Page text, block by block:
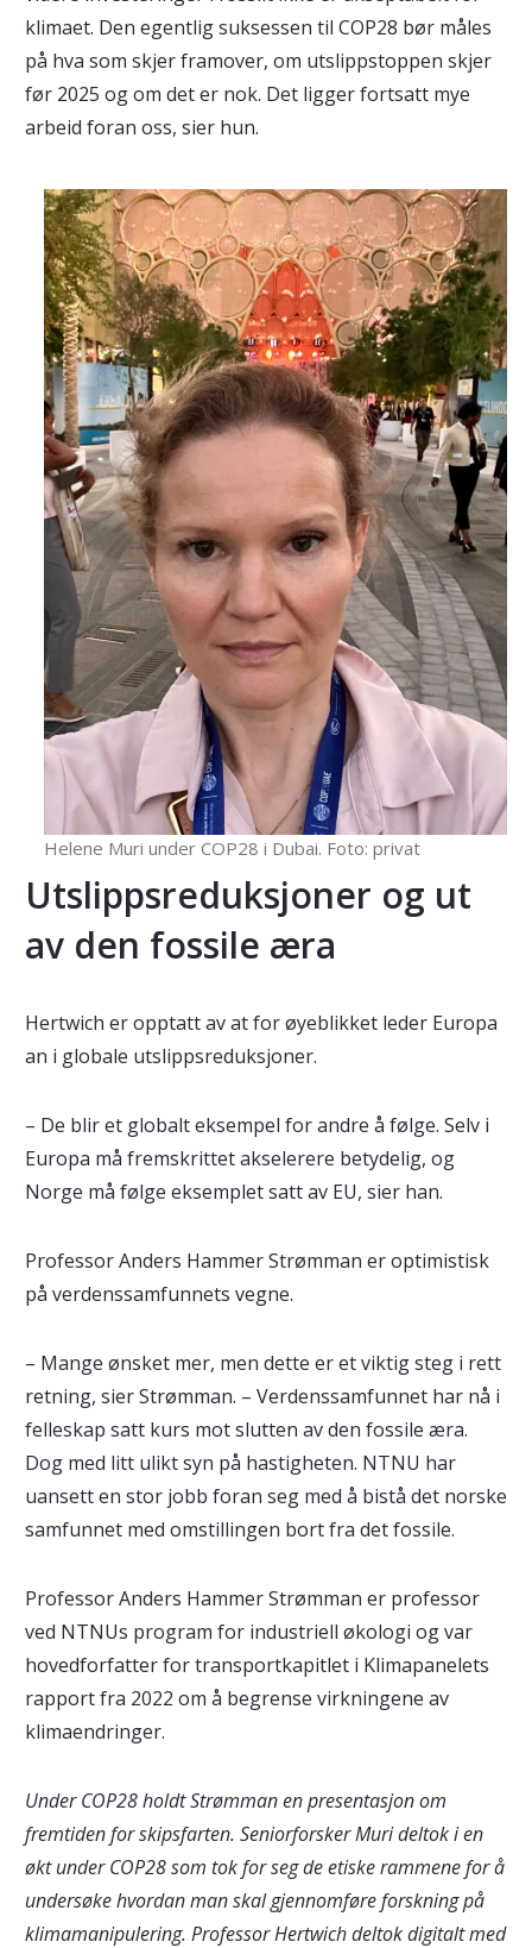
klimaet. Den egentlig suksessen til COP28 bør måles
på hva som skjer framover, om utslippstoppen skjer
før 2025 og om det er nok. Det ligger fortsatt mye
arbeid foran oss, sier hun.
Helene Muri under COP28 i Dubai. Foto: privat
Utslippsreduksjoner og ut
av den fossile æra
Hertwich er opptatt av at for øyeblikket leder Europa
an i globale utslippsreduksjoner.
– De blir et globalt eksempel for andre å følge. Selv i
Europa må fremskrittet akselerere betydelig, og
Norge må følge eksemplet satt av EU, sier han.
Professor Anders Hammer Strømman er optimistisk
på verdenssamfunnets vegne.
– Mange ønsket mer, men dette er et viktig steg i rett
retning, sier Strømman. – Verdenssamfunnet har nå i
felleskap satt kurs mot slutten av den fossile æra.
Dog med litt ulikt syn på hastigheten. NTNU har
uansett en stor jobb foran seg med å bistå det norske
samfunnet med omstillingen bort fra det fossile.
Professor Anders Hammer Strømman er professor
ved NTNUs program for industriell økologi og var
hovedforfatter for transportkapitlet i Klimapanelets
rapport fra 2022 om å begrense virkningene av
klimaendringer.
Under COP28 holdt Strømman en presentasjon om
fremtiden for skipsfarten. Seniorforsker Muri deltok i en
økt under COP28 som tok for seg de etiske rammene for å
undersøke hvordan man skal gjennomføre forskning på
klimamanipulering. Professor Hertwich deltok digitalt med